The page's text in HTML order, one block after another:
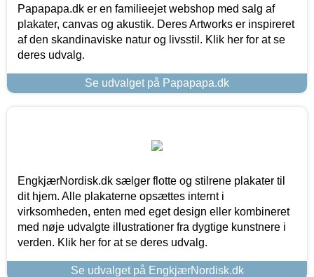
Papapapa.dk er en familieejet webshop med salg af
plakater, canvas og akustik. Deres Artworks er inspireret
af den skandinaviske natur og livsstil. Klik her for at se
deres udvalg.
Se udvalget på Papapapa.dk
EngkjærNordisk.dk sælger flotte og stilrene plakater til
dit hjem. Alle plakaterne opsættes internt i
virksomheden, enten med eget design eller kombineret
med nøje udvalgte illustrationer fra dygtige kunstnere i
verden. Klik her for at se deres udvalg.
Se udvalget på EngkjærNordisk.dk